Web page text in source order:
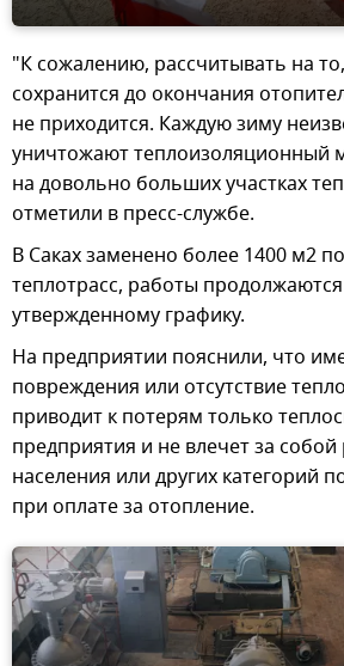
"К сожалению, рассчитывать на
сохранится до окончания
не приходится. Каждую зиму
уничтожают теплоизоляционный
на довольно больших участках
отметили в пресс-службе.
В Саках заменено более 1400 м2
теплотрасс, работы
утвержденному графику.
На предприятии пояснили, что
повреждения или отсутствие
приводит к потерям только
предприятия и не влечет за собой
населения или других категорий
при оплате за отопление.